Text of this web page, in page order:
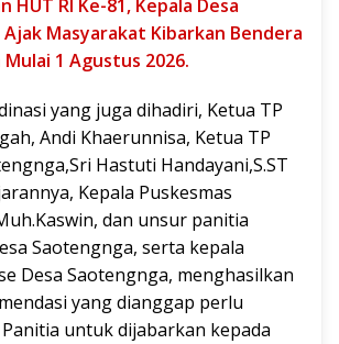
HUT RI Ke-81, Kepala Desa
Masyarakat Kibarkan Bendera
1 Agustus 2026.
yang juga dihadiri, Ketua TP
Andi Khaerunnisa, Ketua TP
Hastuti Handayani,S.ST
Kepala Puskesmas
dan unsur panitia
Saotengnga, serta kepala
Desa Saotengnga, menghasilkan
yang dianggap perlu
untuk dijabarkan kepada